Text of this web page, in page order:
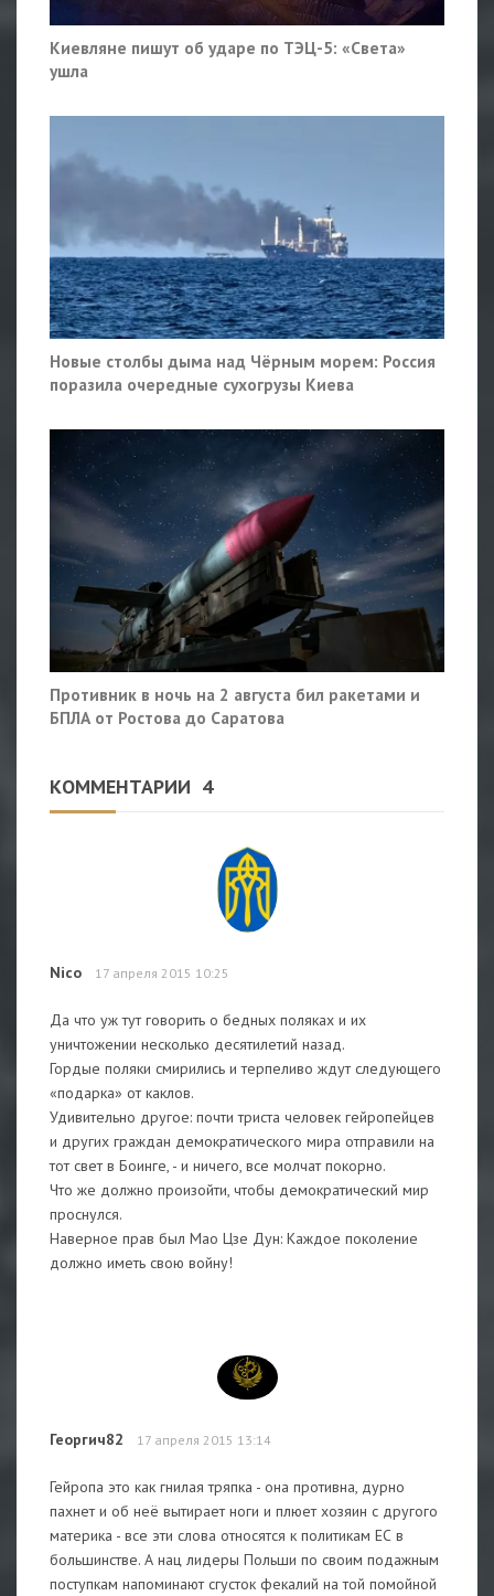
Киевляне пишут об ударе по ТЭЦ-5: «Света»
ушла
Новые столбы дыма над Чёрным морем: Россия
поразила очередные сухогрузы Киева
Противник в ночь на 2 августа бил ракетами и
БПЛА от Ростова до Саратова
КОММЕНТАРИИ 4
Nico 17 апреля 2015 10:25
Да что уж тут говорить о бедных поляках и их
уничтожении несколько десятилетий назад.
Гордые поляки смирились и терпеливо ждут следующего
«подарка» от каклов.
Удивительно другое: почти триста человек гейропейцев
и других граждан демократического мира отправили на
тот свет в Боинге, - и ничего, все молчат покорно.
Что же должно произойти, чтобы демократический мир
проснулся.
Наверное прав был Мао Цзе Дун: Каждое поколение
должно иметь свою войну!
Георгич82 17 апреля 2015 13:14
Гейропа это как гнилая тряпка - она противна, дурно
пахнет и об неё вытирает ноги и плюет хозяин с другого
материка - все эти слова относятся к политикам ЕС в
большинстве. А нац лидеры Польши по своим подажным
поступкам напоминают сгусток фекалий на той помойной